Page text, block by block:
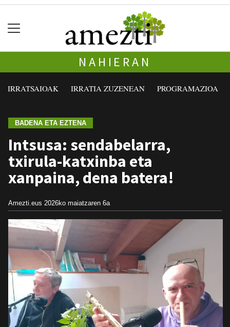
NAHIERAN
IRRATSAIOAK IRRATIA ZUZENEAN PROGRAMAZIOA
BADENA ETA EZTENA
Intsusa: sendabelarra,
txirula-katxinba eta
xanpaina, dena batera!
Amezti.eus 2026ko maiatzaren 6a